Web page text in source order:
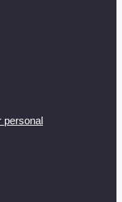
personal